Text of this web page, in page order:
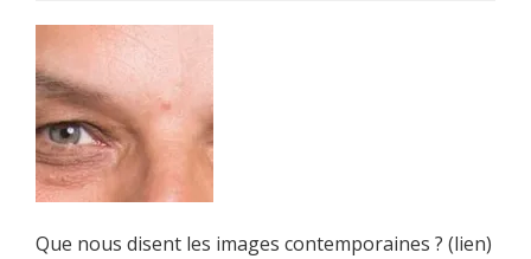
Que nous disent les images contemporaines ? (lien)